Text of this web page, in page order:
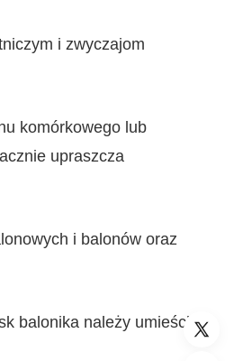
i zwyczajom
komórkowego lub
upraszcza
i balonów oraz
balonika należy umieścić